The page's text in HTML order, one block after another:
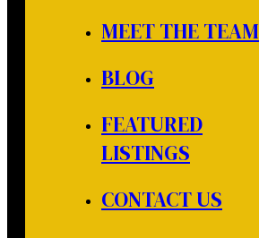
MEET THE TEAM
BLOG
FEATURED
LISTINGS
CONTACT US